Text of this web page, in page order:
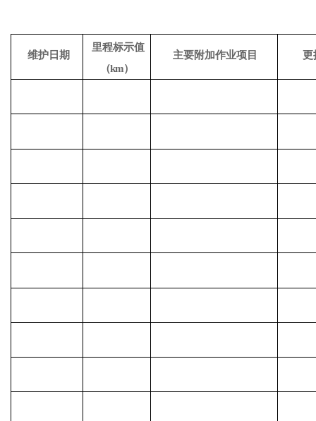
维护日期
里程标示值
（km）
主要附加作业项目 更